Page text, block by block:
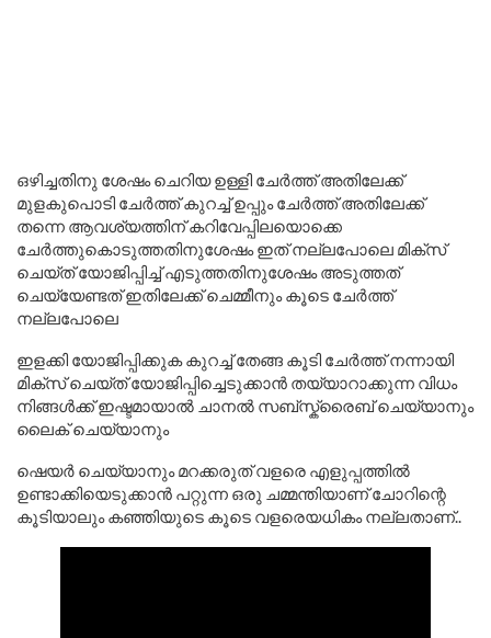
ഒഴിച്ചതിനു ശേഷം ചെറിയ ഉള്ളി ചേർത്ത് അതിലേക്ക്
മുളകുപൊടി ചേർത്ത് കുറച്ച് ഉപ്പും ചേർത്ത് അതിലേക്ക്
തന്നെ ആവശ്യത്തിന് കറിവേപ്പിലയൊക്കെ
ചേർത്തുകൊടുത്തതിനുശേഷം ഇത് നല്ലപോലെ മിക്സ്
ചെയ്ത് യോജിപ്പിച്ച് എടുത്തതിനുശേഷം അടുത്തത്
ചെയ്യേണ്ടത് ഇതിലേക്ക് ചെമ്മീനും കൂടെ ചേർത്ത്
നല്ലപോലെ
ഇളക്കി യോജിപ്പിക്കുക കുറച്ച് തേങ്ങ കൂടി ചേർത്ത് നന്നായി
മിക്സ് ചെയ്ത് യോജിപ്പിച്ചെടുക്കാൻ തയ്യാറാക്കുന്ന വിധം
നിങ്ങൾക്ക് ഇഷ്ടമായാൽ ചാനൽ സബ്സ്ക്രൈബ് ചെയ്യാനും
ലൈക് ചെയ്യാനും
ഷെയർ ചെയ്യാനും മറക്കരുത് വളരെ എളുപ്പത്തിൽ
ഉണ്ടാക്കിയെടുക്കാൻ പറ്റുന്ന ഒരു ചമ്മന്തിയാണ് ചോറിന്റെ
കൂടിയാലും കഞ്ഞിയുടെ കൂടെ വളരെയധികം നല്ലതാണ്..